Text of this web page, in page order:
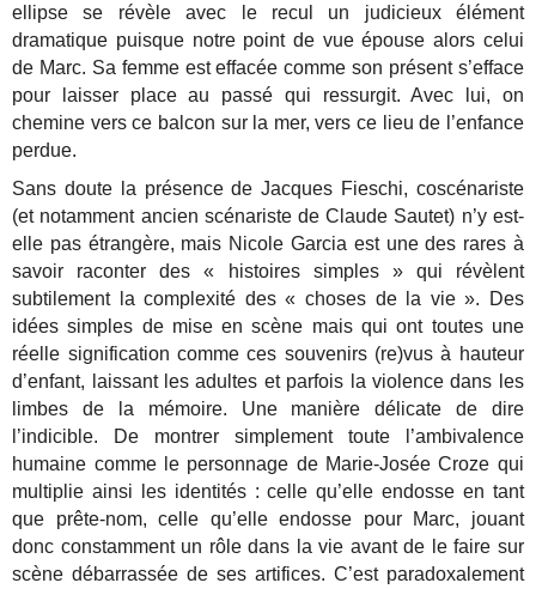
ellipse se révèle avec le recul un judicieux élément
dramatique puisque notre point de vue épouse alors celui
de Marc. Sa femme est effacée comme son présent s’efface
pour laisser place au passé qui ressurgit. Avec lui, on
chemine vers ce balcon sur la mer, vers ce lieu de l’enfance
perdue.
Sans doute la présence de Jacques Fieschi, coscénariste
(et notamment ancien scénariste de Claude Sautet) n’y est-
elle pas étrangère, mais Nicole Garcia est une des rares à
savoir raconter des « histoires simples » qui révèlent
subtilement la complexité des « choses de la vie ». Des
idées simples de mise en scène mais qui ont toutes une
réelle signification comme ces souvenirs (re)vus à hauteur
d’enfant, laissant les adultes et parfois la violence dans les
limbes de la mémoire. Une manière délicate de dire
l’indicible. De montrer simplement toute l’ambivalence
humaine comme le personnage de Marie-Josée Croze qui
multiplie ainsi les identités : celle qu’elle endosse en tant
que prête-nom, celle qu’elle endosse pour Marc, jouant
donc constamment un rôle dans la vie avant de le faire sur
scène débarrassée de ses artifices. C’est paradoxalement